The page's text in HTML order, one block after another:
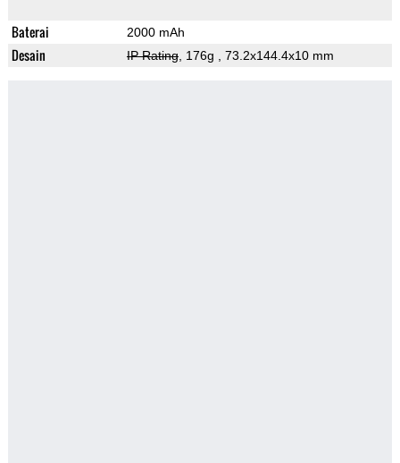
Baterai 2000 mAh
Desain IP Rating, 176g , 73.2x144.4x10 mm